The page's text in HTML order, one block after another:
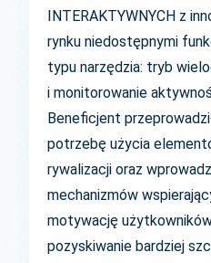
INTERAKTYWNYCH z
rynku niedostępnymi
typu narzędzia: tryb
i monitorowanie
Beneficjent
potrzebę użycia
rywalizacji oraz
mechanizmów
motywację
pozyskiwanie bardziej